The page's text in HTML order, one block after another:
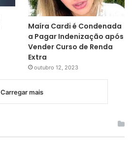
Maíra Cardi é Condenada
a Pagar Indenização após
Vender Curso de Renda
Extra
outubro 12, 2023
Carregar mais